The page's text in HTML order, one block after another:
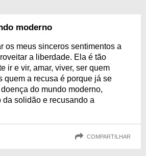
moderno
os meus sinceros sentimentos a
a liberdade. Ela é tão
ir e vir, amar, viver, ser quem
quem a recusa é porque já se
do mundo moderno,
da solidão e recusando a
COMPARTILHAR